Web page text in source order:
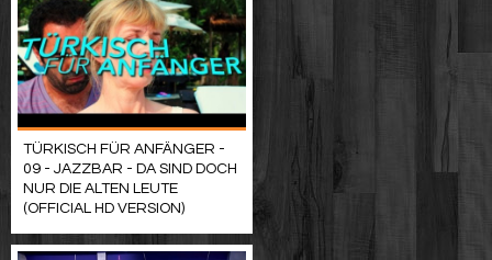
TÜRKISCH FÜR ANFÄNGER -
09 - JAZZBAR - DA SIND DOCH
NUR DIE ALTEN LEUTE
(OFFICIAL HD VERSION)